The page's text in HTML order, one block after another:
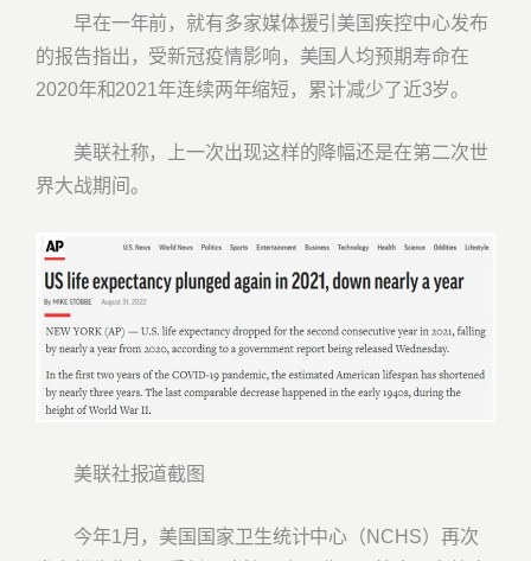
早在一年前，就有多家媒体援引美国疾控中心发布
的报告指出，受新冠疫情影响，美国人均预期寿命在
2020年和2021年连续两年缩短，累计减少了近3岁。
美联社称，上一次出现这样的降幅还是在第二次世
界大战期间。
美联社报道截图
今年1月，美国国家卫生统计中心（NCHS）再次